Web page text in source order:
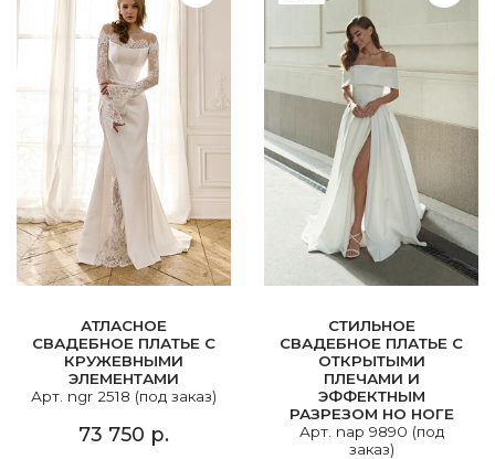
АТЛАСНОЕ
СВАДЕБНОЕ ПЛАТЬЕ С
КРУЖЕВНЫМИ
ЭЛЕМЕНТАМИ
Арт. ngr 2518 (под заказ)
73 750 р.
СТИЛЬНОЕ
СВАДЕБНОЕ ПЛАТЬЕ С
ОТКРЫТЫМИ
ПЛЕЧАМИ И
ЭФФЕКТНЫМ
РАЗРЕЗОМ НО НОГЕ
Арт. nap 9890 (под
заказ)